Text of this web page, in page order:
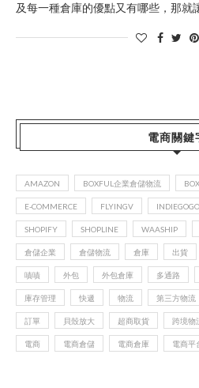
及每一種倉庫的優點又有哪些，那就
電商關鍵
AMAZON BOXFUL企業倉儲物流
E-COMMERCE FLYINGV INDIEGOGO
SHOPIFY SHOPLINE WAASHIP
倉儲企業 倉儲物流 倉庫 出貨
嘖嘖 外包 外包倉庫 多通路
庫存管理 快遞 物流 第三方物流
訂單 貝殼放大 超商取貨 跨境物
電商 電商倉儲 電商倉庫 電商平